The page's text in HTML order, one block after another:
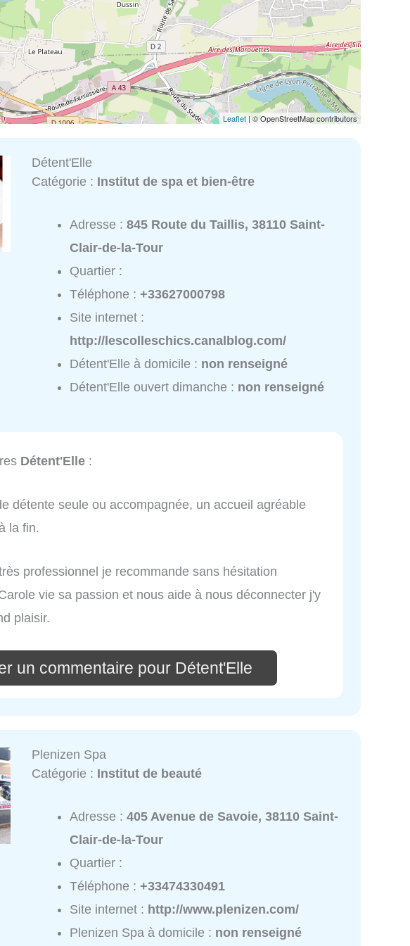
Leaflet | © OpenStreetMap contributors
Détent'Elle
Catégorie : Institut de spa et bien-être
Adresse :845 Route du Taillis, 38110 Saint-
Clair-de-la-Tour
Quartier :
Téléphone :+33627000798
Site internet :
http://lescolleschics.canalblog.com/
Détent'Elle à domicile : non renseigné
Détent'Elle ouvert dimanche : non renseigné
Détent'Elle :
détente seule ou accompagnée, un accueil agréable
la fin.
professionnel je recommande sans hésitation
vie sa passion et nous aide à nous déconnecter j'y
plaisir.
un commentaire pour Détent'Elle
Plenizen Spa
Catégorie : Institut de beauté
Adresse :405 Avenue de Savoie, 38110 Saint-
Clair-de-la-Tour
Quartier :
Téléphone :+33474330491
Site internet : http://www.plenizen.com/
Plenizen Spa à domicile : non renseigné